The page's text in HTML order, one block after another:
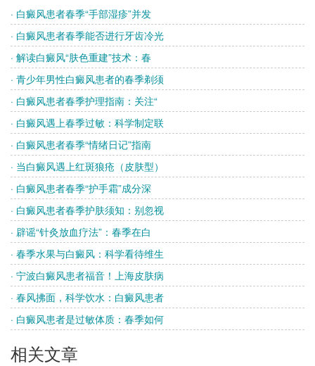
· 白癜风患者春季“手部湿疹”并发
· 白癜风患者春季能否进行牙齿冷光
· 解读白癜风“肤色重建”技术：春
· 青少年男性白癜风患者的春季剃须
· 白癜风患者春季护理指南：关注“
· 白癜风遇上春季过敏：科学制定联
· 白癜风患者春季“情绪日记”指南
· 当白癜风遇上红斑狼疮（皮肤型）
· 白癜风患者春季“护手霜”成分深
· 白癜风患者春季护肤须知：别忽视
· 辟谣“针灸放血疗法”：春季在白
· 春季水果与白癜风：科学看待维生
· 宁波白癜风患者福音！上海皮肤病
· 春风拂面，科学饮水：白癜风患者
· 白癜风患者是过敏体质：春季如何
相关文章